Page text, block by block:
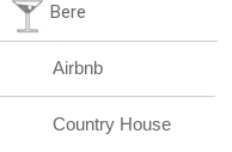
Bere
Airbnb
Country House